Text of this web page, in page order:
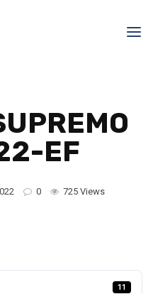
EF
0 725 Views
11